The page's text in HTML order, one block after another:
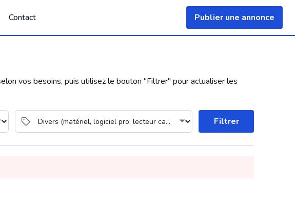
Publier une annonce
Contact
vos besoins, puis utilisez le bouton "Filtrer" pour actualiser les
Filtrer